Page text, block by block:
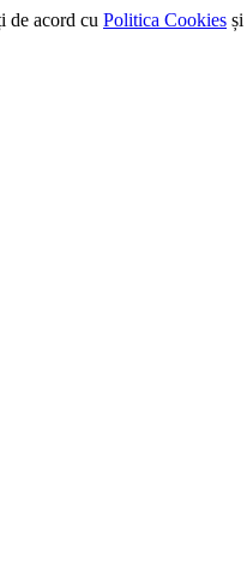
de acord cu Politica Cookies și